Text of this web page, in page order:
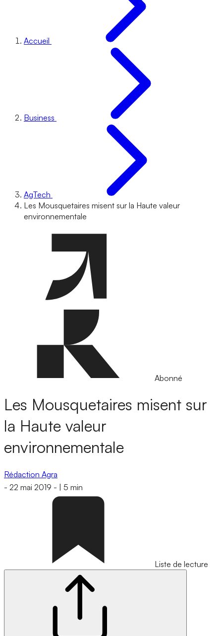
Accueil
Business
AgTech
Les Mousquetaires misent sur la Haute valeur
environnementale
Abonné
Les Mousquetaires misent sur
la Haute valeur
environnementale
Rédaction Agra
- 22 mai 2019 - 5 min
Liste de lecture